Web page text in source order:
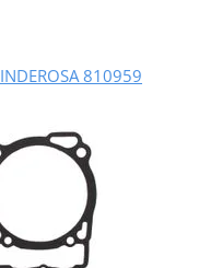
810959